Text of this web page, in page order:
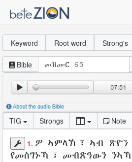
Keyword Root word Strong's
Bible
TIG Strongs Note
1. ዎ ኣምላኽ ፣ ኣብ ጽዮን
የመስግኑኻ ፣ መብጽዓውን ንኣኻ